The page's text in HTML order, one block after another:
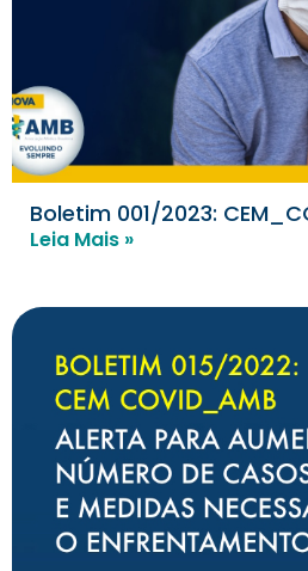
Boletim 001/2023:
Leia Mais »